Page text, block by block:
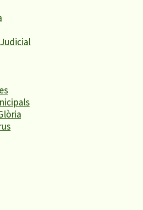
no et perdis res. Rep
al teu correu